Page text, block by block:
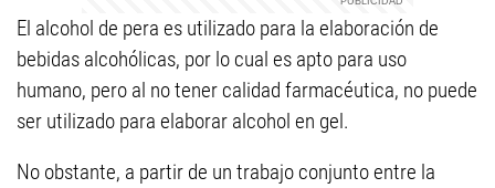
El alcohol de pera es utilizado para la elaboración de
bebidas alcohólicas, por lo cual es apto para uso
humano, pero al no tener calidad farmacéutica, no puede
ser utilizado para elaborar alcohol en gel.
No obstante, a partir de un trabajo conjunto entre la